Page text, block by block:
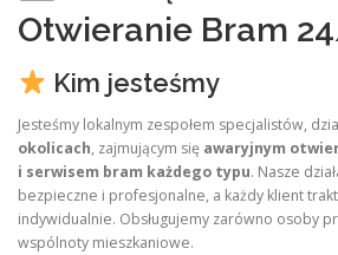
Otwieranie Bram
Kim jesteśmy
Jesteśmy lokalnym zespołem specjalistów,
okolicach, zajmującym się awaryjnym
i serwisem bram każdego typu. Nasze
bezpieczne i profesjonalne, a każdy klient
indywidualnie. Obsługujemy zarówno osoby
wspólnoty mieszkaniowe.